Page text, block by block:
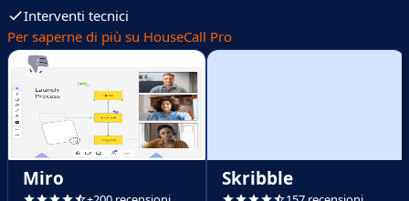
Interventi tecnici
Per saperne di più su HouseCall Pro
Miro Skribble